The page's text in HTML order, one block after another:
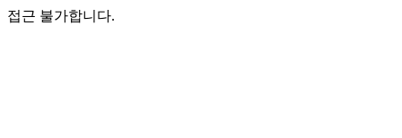
접근 불가합니다.